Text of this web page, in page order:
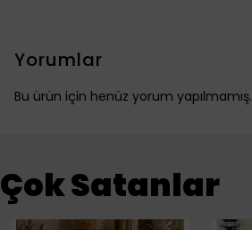
Yorumlar
Bu ürün için henüz yorum yapılmamış.
Çok Satanlar